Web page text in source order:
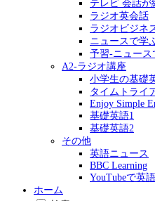
テレビ 会話が
ラジオ英会話
ラジオビジネ
ニュースで学
予習-ニュー
A2-ラジオ講座
小学生の基礎
タイムトライ
Enjoy Simple
基礎英語1
基礎英語2
その他
英語ニュース
BBC Learning
YouTubeで英語
ホーム